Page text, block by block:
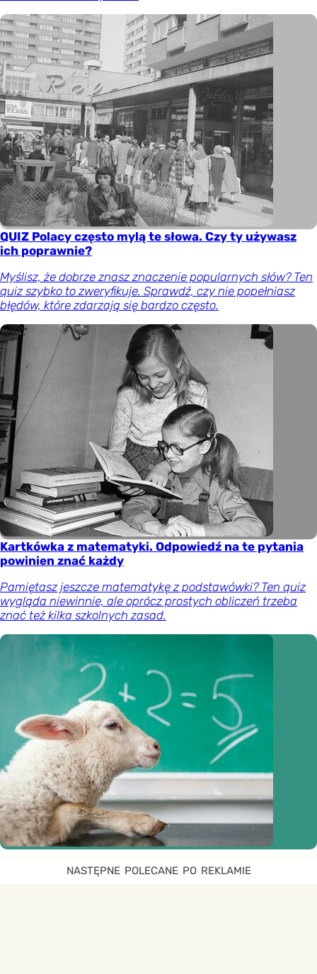
QUIZ Polacy często mylą te słowa. Czy ty używasz
ich poprawnie?
Myślisz, że dobrze znasz znaczenie popularnych słów? Ten
quiz szybko to zweryfikuje. Sprawdź, czy nie popełniasz
błędów, które zdarzają się bardzo często.
Kartkówka z matematyki. Odpowiedź na te pytania
powinien znać każdy
Pamiętasz jeszcze matematykę z podstawówki? Ten quiz
wygląda niewinnie, ale oprócz prostych obliczeń trzeba
znać też kilka szkolnych zasad.